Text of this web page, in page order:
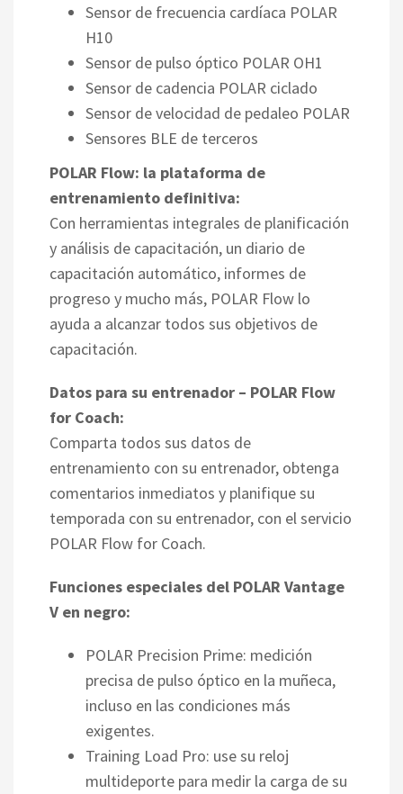
Sensor de frecuencia cardíaca POLAR
H10
Sensor de pulso óptico POLAR OH1
Sensor de cadencia POLAR ciclado
Sensor de velocidad de pedaleo POLAR
Sensores BLE de terceros
POLAR Flow: la plataforma de
entrenamiento definitiva:
Con herramientas integrales de planificación
y análisis de capacitación, un diario de
capacitación automático, informes de
progreso y mucho más, POLAR Flow lo
ayuda a alcanzar todos sus objetivos de
capacitación.
Datos para su entrenador – POLAR Flow
for Coach:
Comparta todos sus datos de
entrenamiento con su entrenador, obtenga
comentarios inmediatos y planifique su
temporada con su entrenador, con el servicio
POLAR Flow for Coach.
Funciones especiales del POLAR Vantage
V en negro:
POLAR Precision Prime: medición
precisa de pulso óptico en la muñeca,
incluso en las condiciones más
exigentes.
Training Load Pro: use su reloj
multideporte para medir la carga de su